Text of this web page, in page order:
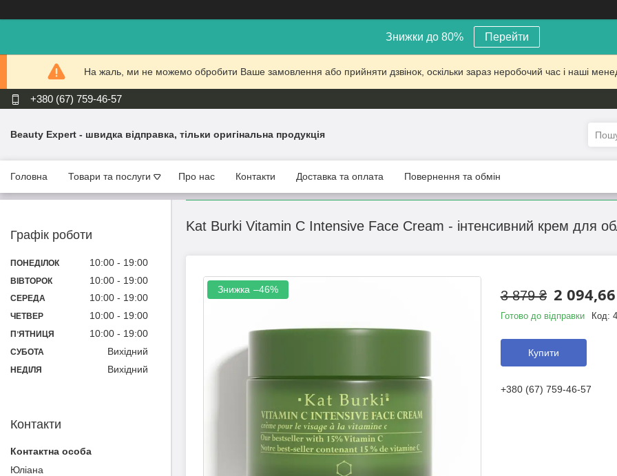
Знижки до 80% Перейти
На жаль, ми не можемо обробити Ваше замовлення або прийняти дзвінок, оскільки зараз неробочий час і наші
+380 (67) 759-46-57
Beauty Expert - швидка відправка, тільки оригінальна продукція
Головна Товари та послуги Про нас Контакти Доставка та оплата Повернення та обмін
Kat Burki Vitamin C Intensive Face Cream - інтенсивний крем для
–46% 3 879 ₴ 2
Готово до відправки Код:
Купити
+380 (67) 759-46-57
Графік роботи
ПОНЕДІЛОК 10:00 19:00
ВІВТОРОК 10:00 19:00
СЕРЕДА 10:00 19:00
ЧЕТВЕР 10:00 19:00
ПʼЯТНИЦЯ 10:00 19:00
СУБОТА Вихідний
НЕДІЛЯ Вихідний
Контакти
Юліана